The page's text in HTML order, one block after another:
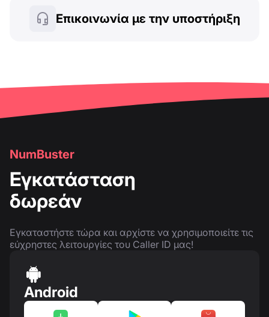
Επικοινωνία με την υποστήριξη
NumBuster
Εγκατάσταση
δωρεάν
Εγκαταστήστε τώρα και αρχίστε να χρησιμοποιείτε τις
εύχρηστες λειτουργίες του Caller ID μας!
Android